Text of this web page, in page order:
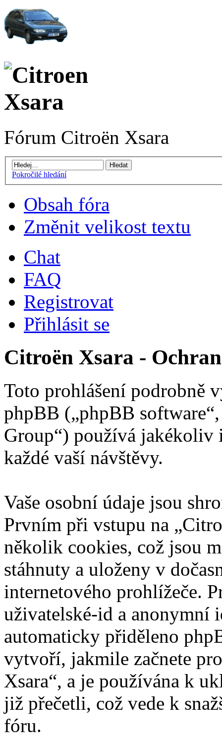
Fórum Citroën Xsara
Pokročilé hledání
Obsah fóra
Změnit velikost textu
Chat
FAQ
Registrovat
Přihlásit se
Citroën Xsara -
Toto prohlášení podrobně
phpBB („phpBB
Group“) používá jakékoliv
každé vaší návštěvy.
Vaše osobní údaje jsou
Prvním při vstupu na
několik cookies, což jsou
stáhnuty a uloženy v
internetového prohlížeče.
uživatelské-id a anonymní
automaticky přiděleno
vytvoří, jakmile začnete
Xsara“, a je používána k
již přečetli, což vede k
fóru.